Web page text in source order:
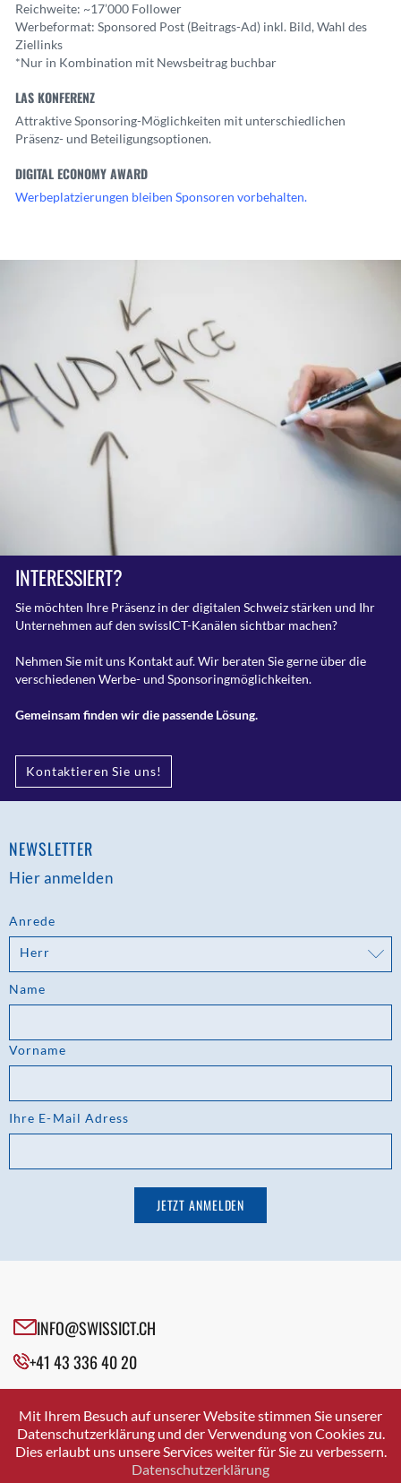
Reichweite: ~17’000 Follower
Werbeformat: Sponsored Post (Beitrags-Ad) inkl. Bild, Wahl des
Ziellinks
*Nur in Kombination mit Newsbeitrag buchbar
LAS KONFERENZ
Attraktive Sponsoring-Möglichkeiten mit unterschiedlichen
Präsenz- und Beteiligungsoptionen.
DIGITAL ECONOMY AWARD
Werbeplatzierungen bleiben Sponsoren vorbehalten.
INTERESSIERT?
Sie möchten Ihre Präsenz in der digitalen Schweiz stärken und Ihr
Unternehmen auf den swissICT-Kanälen sichtbar machen?
Nehmen Sie mit uns Kontakt auf. Wir beraten Sie gerne über die
verschiedenen Werbe- und Sponsoringmöglichkeiten.
Gemeinsam finden wir die passende Lösung.
Kontaktieren Sie uns!
NEWSLETTER
Hier anmelden
Anrede
Herr
Name
Vorname
Ihre E-Mail Adress
INFO@SWISSICT.CH
+41 43 336 40 20
SWISSICT
VULKANSTRASSE 120
8048 ZURICH
Mit Ihrem Besuch auf unserer Website stimmen Sie unserer
Datenschutzerklärung und der Verwendung von Cookies zu.
Dies erlaubt uns unsere Services weiter für Sie zu verbessern.
Datenschutzerklärung